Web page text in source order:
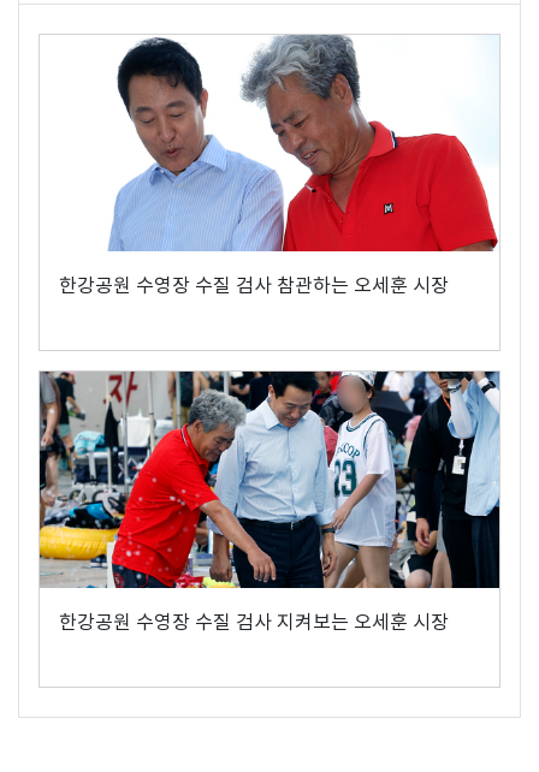
한강공원 수영장 수질 검사 참관하는 오세훈 시장
한강공원 수영장 수질 검사 지켜보는 오세훈 시장